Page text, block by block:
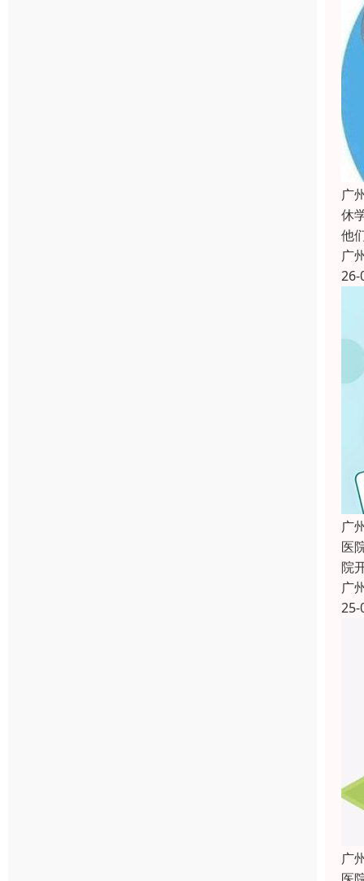
广
休
他
广
26-
广
医
院
广
25-
广